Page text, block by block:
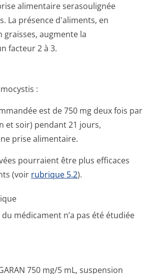
alimentaire serasoulignée
La présence d'aliments, en
augmente la
facteur 2 à 3.
:
est de 750 mg deux fois par
et soir) pendant 21 jours,
prise alimentaire.
pourraient être plus efficaces
(voir rubrique 5.2).
du médicament n’a pas été étudiée
750 mg/5 mL, suspension